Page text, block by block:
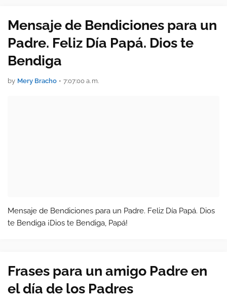
Mensaje de Bendiciones para un
Padre. Feliz Día Papá. Dios te
Bendiga
by Mery Bracho • 7:07:00 a. m.
Mensaje de Bendiciones para un Padre. Feliz Día Papá. Dios
te Bendiga ¡Dios te Bendiga, Papá!
Frases para un amigo Padre en
el día de los Padres